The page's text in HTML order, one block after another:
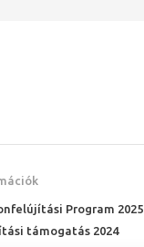
Program 2025
támogatás 2024